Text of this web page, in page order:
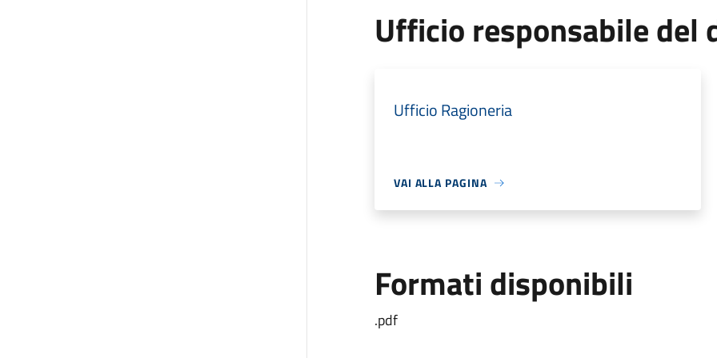
Ufficio responsabile del
Ufficio Ragioneria
VAI ALLA PAGINA
Formati disponibili
.pdf